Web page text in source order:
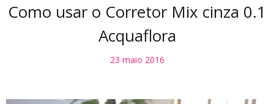
Como usar o Corretor Mix cinza 0.1
Acquaflora
23 maio 2016